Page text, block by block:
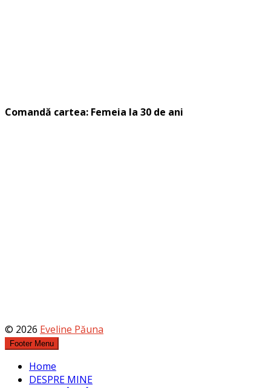
Comandă cartea: Femeia la 30 de ani
© 2026 Eveline Păuna
Footer Menu
Home
DESPRE MINE